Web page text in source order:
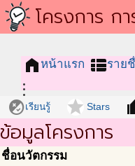
โครงการชุมชนนวัตกรร
โครงการ ก
สูงอายุใน
home หน้าแรก view_listราย
more_vert
flakyเรียนรู้ star Stars
ข้อมูลโครงการ
ชื่อนวัตกรรม